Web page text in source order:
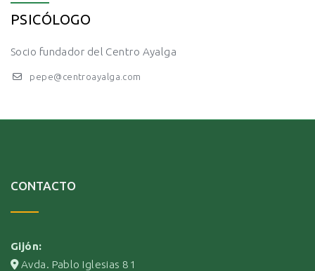
PSICÓLOGO
Socio fundador del Centro Ayalga
pepe@centroayalga.com
CONTACTO
Gijón:
Avda. Pablo Iglesias 81